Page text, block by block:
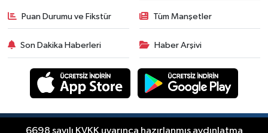
Puan Durumu ve Fikstür Tüm Manşetler
Son Dakika Haberleri Haber Arşivi
Copyright © Akhisar Press Haber 2012-2026 Her
6698 sayılı KVKK uyarınca hazırlanmış aydınlatma